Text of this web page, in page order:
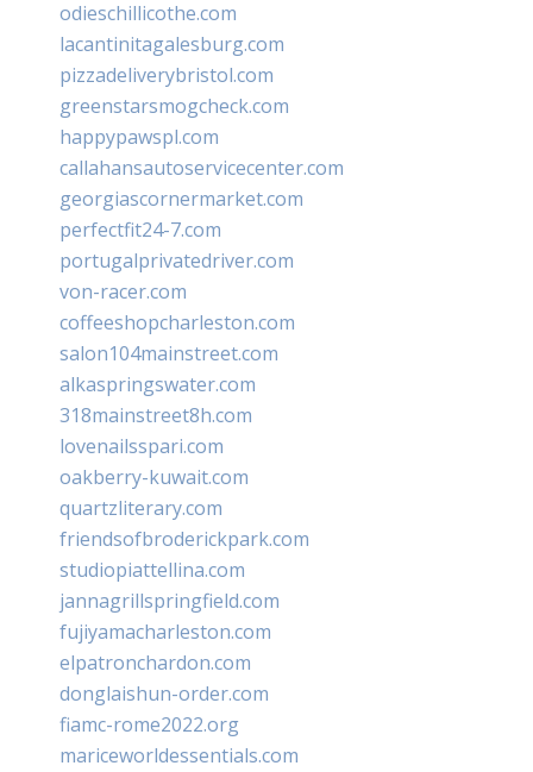
odieschillicothe.com
lacantinitagalesburg.com
pizzadeliverybristol.com
greenstarsmogcheck.com
happypawspl.com
callahansautoservicecenter.com
georgiascornermarket.com
perfectfit24-7.com
portugalprivatedriver.com
von-racer.com
coffeeshopcharleston.com
salon104mainstreet.com
alkaspringswater.com
318mainstreet8h.com
lovenailsspari.com
oakberry-kuwait.com
quartzliterary.com
friendsofbroderickpark.com
studiopiattellina.com
jannagrillspringfield.com
fujiyamacharleston.com
elpatronchardon.com
donglaishun-order.com
fiamc-rome2022.org
mariceworldessentials.com